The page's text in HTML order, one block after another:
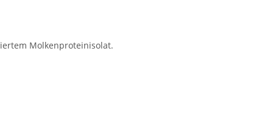
Molkenproteinisolat.